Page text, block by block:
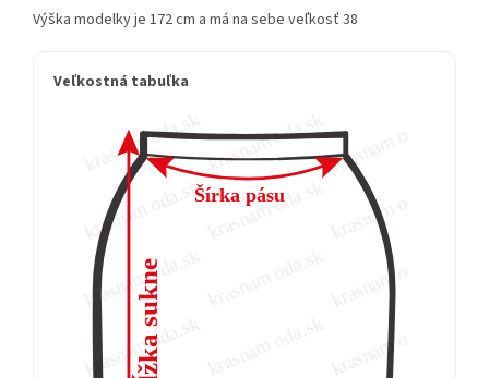
Výška modelky je 172 cm a má na sebe veľkosť 38
Veľkostná tabuľka